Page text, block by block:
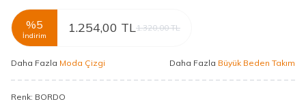
%5
İndirim
1.254,00 TL1.320,00TL
Daha Fazla Moda Çizgi Daha Fazla Büyük Beden Takım
Renk: BORDO